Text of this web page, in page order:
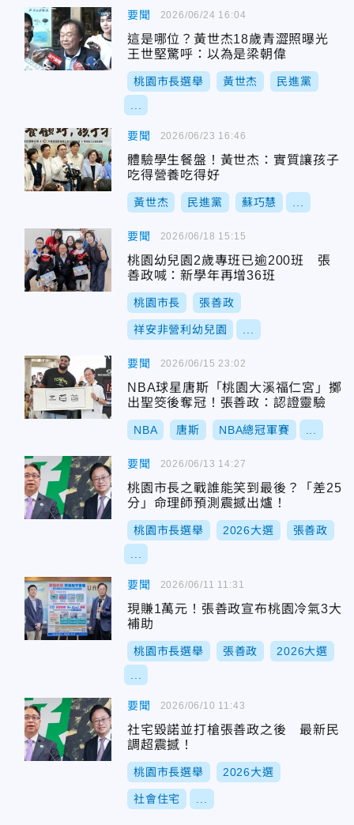
要聞
這是哪位？黃世杰18歲青澀照曝光
王世堅驚呼：以為是梁朝偉
桃園市長選舉 黃世杰 民進黨
2026/06/24 16:04
要聞
體驗學生餐盤！黃世杰：實質讓孩子
吃得營養吃得好
黃世杰 民進黨 蘇巧慧
2026/06/23 16:46
要聞
桃園幼兒園2歲專班已逾200班 張
善政喊：新學年再增36班
桃園市長 張善政
祥安非營利幼兒園
2026/06/18 15:15
要聞
NBA球星唐斯「桃園大溪福仁宮」擲
出聖筊後奪冠！張善政：認證靈驗
NBA 唐斯 NBA總冠軍賽
2026/06/15 23:02
要聞
桃園市長之戰誰能笑到最後？「差25
分」命理師預測震撼出爐！
桃園市長選舉 2026大選 張善政
2026/06/13 14:27
要聞
現賺1萬元！張善政宣布桃園冷氣3大
補助
桃園市長選舉 張善政 2026大選
2026/06/11 11:31
要聞
社宅毀諾並打槍張善政之後 最新民
調超震撼！
桃園市長選舉 2026大選
社會住宅
2026/06/10 11:43